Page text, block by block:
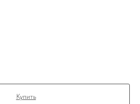
Купить